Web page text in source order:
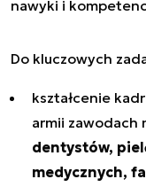
nawyki i
Do kluczowych
kształcenie
armii zawodach
dentystów,
medycznych,